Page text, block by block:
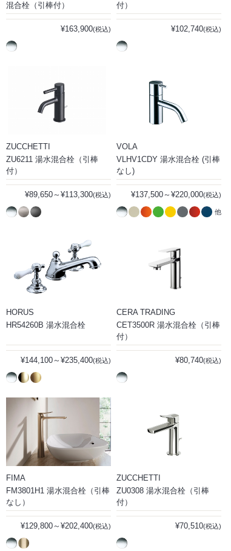
混合栓（引棒付）
¥163,900(税込)
付）
¥102,740(税込)
ZUCCHETTI
ZU6211 湯水混合栓（引棒
付）
¥89,650～¥113,300(税込)
VOLA
VLHV1CDY 湯水混合栓 (引棒
なし)
¥137,500～¥220,000(税込)
他
HORUS
HR54260B 湯水混合栓
¥144,100～¥235,400(税込)
CERA TRADING
CET3500R 湯水混合栓（引棒
付）
¥80,740(税込)
FIMA
FM3801H1 湯水混合栓（引棒
なし）
¥129,800～¥202,400(税込)
ZUCCHETTI
ZU0308 湯水混合栓（引棒
付）
¥70,510(税込)